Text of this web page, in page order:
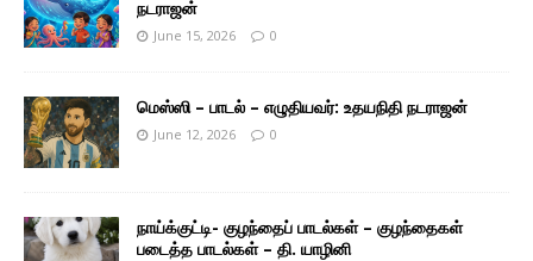
நடராஜன்
June 15, 2026 0
மெஸ்ஸி – பாடல் – எழுதியவர்: உதயநிதி நடராஜன்
June 12, 2026 0
நாய்க்குட்டி- குழந்தைப் பாடல்கள் – குழந்தைகள்
படைத்த பாடல்கள் – தி. யாழினி